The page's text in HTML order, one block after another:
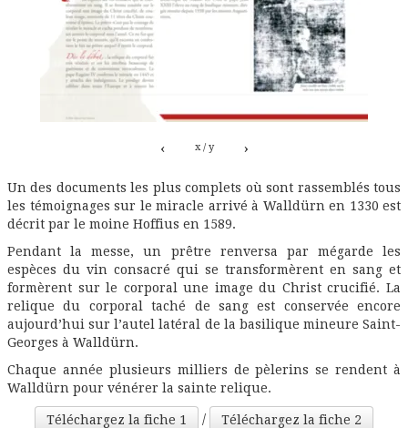
‹ x / y ›
Un des documents les plus complets où sont rassemblés tous
les témoignages sur le miracle arrivé à Walldürn en 1330 est
décrit par le moine Hoffius en 1589.
Pendant la messe, un prêtre renversa par mégarde les
espèces du vin consacré qui se transformèrent en sang et
formèrent sur le corporal une image du Christ crucifié. La
relique du corporal taché de sang est conservée encore
aujourd’hui sur l’autel latéral de la basilique mineure Saint-
Georges à Walldürn.
Chaque année plusieurs milliers de pèlerins se rendent à
Walldürn pour vénérer la sainte relique.
Téléchargez la fiche 1 / Téléchargez la fiche 2